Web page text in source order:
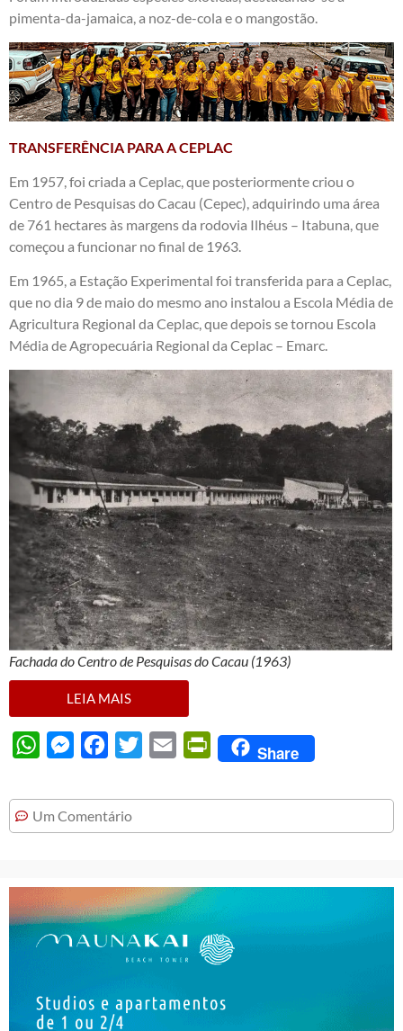
pimenta-da-jamaica, a noz-de-cola e o mangostão.
TRANSFERÊNCIA PARA A CEPLAC
Em 1957, foi criada a Ceplac, que posteriormente criou o
Centro de Pesquisas do Cacau (Cepec), adquirindo uma área
de 761 hectares às margens da rodovia Ilhéus – Itabuna, que
começou a funcionar no final de 1963.
Em 1965, a Estação Experimental foi transferida para a Ceplac,
que no dia 9 de maio do mesmo ano instalou a Escola Média de
Agricultura Regional da Ceplac, que depois se tornou Escola
Média de Agropecuária Regional da Ceplac – Emarc.
Fachada do Centro de Pesquisas do Cacau (1963)
LEIA MAIS
WhatsAppMessengerFacebook
Twitter Email PrintFriendly
Share
Um Comentário